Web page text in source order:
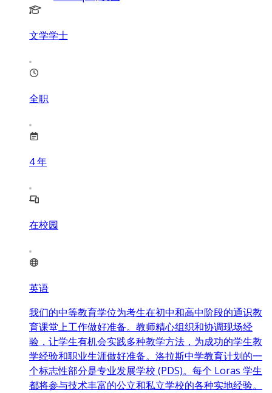
文学学士
全职
4年
在校园
英语
我们的中等教育学位为考生在初中和高中阶段的通识教
育课堂上工作做好准备。教师精心组织和协调现场经
验，让学生有机会实践多种教学方法，为成功的学生教
学经验和职业生涯做好准备。洛拉斯中学教育计划的一
个标志性部分是专业发展学校 (PDS)。每个 Loras 学生
都将参与技术丰富的公立和私立学校的各种实地经验。